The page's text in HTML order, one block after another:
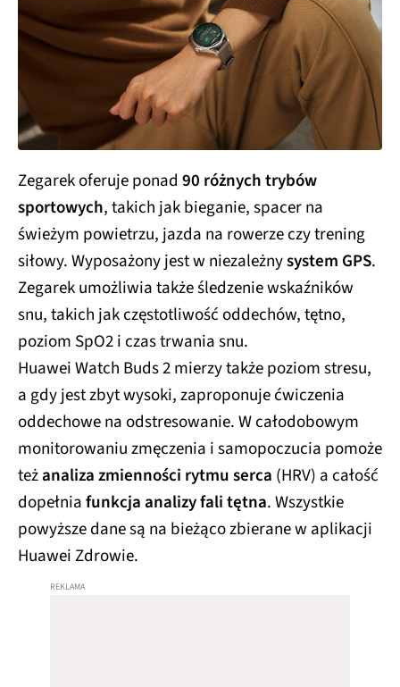
Zegarek oferuje ponad 90 różnych trybów
sportowych, takich jak bieganie, spacer na
świeżym powietrzu, jazda na rowerze czy trening
siłowy. Wyposażony jest w niezależnysystem GPS.
Zegarek umożliwia także śledzenie wskaźników
snu, takich jak częstotliwość oddechów, tętno,
poziom SpO2 i czas trwania snu.
Huawei Watch Buds 2 mierzy także poziom stresu,
a gdy jest zbyt wysoki, zaproponuje ćwiczenia
oddechowe na odstresowanie. W całodobowym
monitorowaniu zmęczenia i samopoczucia pomoże
teżanaliza zmienności rytmu serca (HRV) a całość
dopełniafunkcja analizy fali tętna. Wszystkie
powyższe dane są na bieżąco zbierane w aplikacji
Huawei Zdrowie.